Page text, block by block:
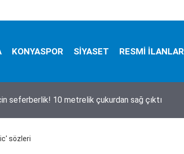
KONYASPOR SİYASET RESMİ İLANLAR
seferberlik! 10 metrelik çukurdan sağ çıktı
sözleri